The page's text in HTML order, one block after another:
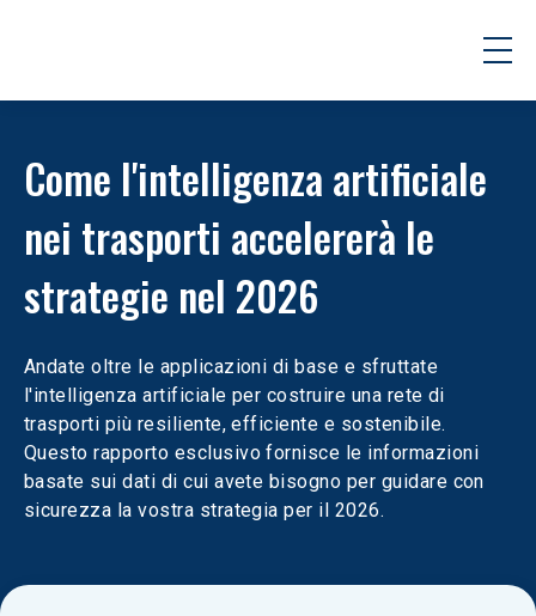
Come l'intelligenza artificiale
nei trasporti accelererà le
strategie nel 2026
Andate oltre le applicazioni di base e sfruttate
l'intelligenza artificiale per costruire una rete di
trasporti più resiliente, efficiente e sostenibile.
Questo rapporto esclusivo fornisce le informazioni
basate sui dati di cui avete bisogno per guidare con
sicurezza la vostra strategia per il 2026.